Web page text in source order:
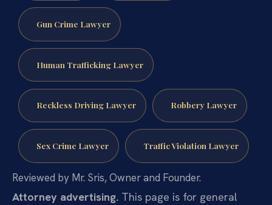
Gun Crime Lawyer
Human Trafficking Lawyer
Reckless Driving Lawyer Robbery Lawyer
Sex Crime Lawyer Traffic Violation Lawyer
Reviewed by Mr. Sris, Owner and Founder.
Attorney advertising. This page is for general